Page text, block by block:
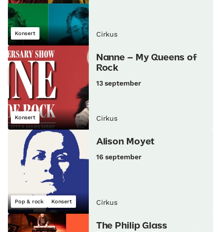
Konsert Cirkus
Konsert
Nanne – My Queens of
Rock
13 september
Cirkus
Pop & rock Konsert
Alison Moyet
16 september
Cirkus
The Philip Glass